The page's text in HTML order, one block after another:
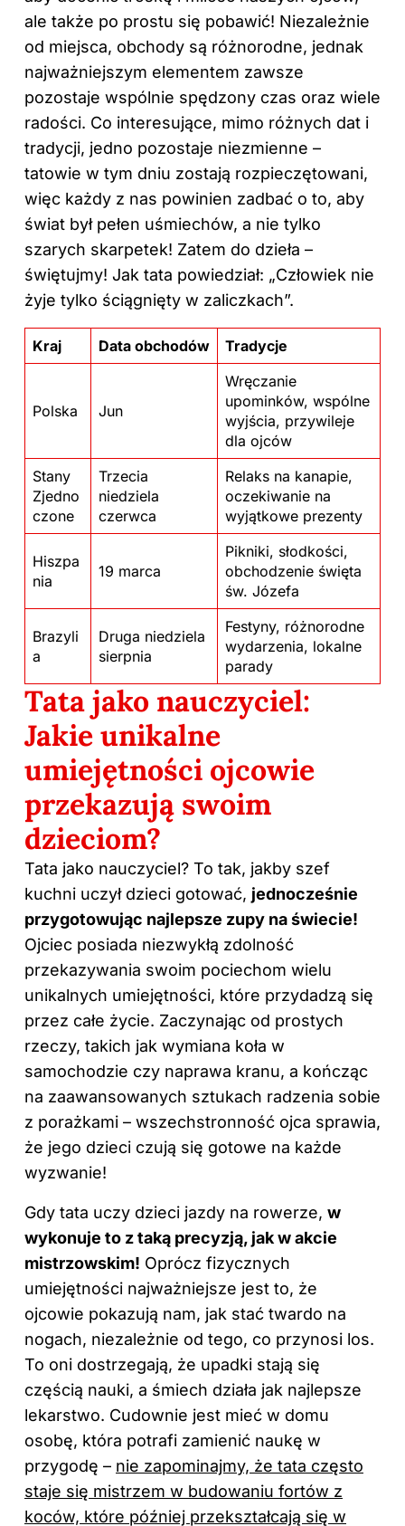
ale także po prostu się pobawić! Niezależnie
od miejsca, obchody są różnorodne, jednak
najważniejszym elementem zawsze
pozostaje wspólnie spędzony czas oraz wiele
radości. Co interesujące, mimo różnych dat i
tradycji, jedno pozostaje niezmienne –
tatowie w tym dniu zostają rozpieczętowani,
więc każdy z nas powinien zadbać o to, aby
świat był pełen uśmiechów, a nie tylko
szarych skarpetek! Zatem do dzieła –
świętujmy! Jak tata powiedział: „Człowiek nie
żyje tylko ściągnięty w zaliczkach”.
Kraj Data obchodów Tradycje
Polska Jun
Wręczanie
upominków, wspólne
wyjścia, przywileje
dla ojców
Stany
Zjedno
czone
Trzecia
niedziela
czerwca
Relaks na kanapie,
oczekiwanie na
wyjątkowe prezenty
Hiszpa
nia
19 marca
Pikniki, słodkości,
obchodzenie święta
św. Józefa
Brazyli
a
Druga niedziela
sierpnia
Festyny, różnorodne
wydarzenia, lokalne
parady
Tata jako nauczyciel:
Jakie unikalne
umiejętności ojcowie
przekazują swoim
dzieciom?
Tata jako nauczyciel? To tak, jakby szef
kuchni uczył dzieci gotować, jednocześnie
przygotowując najlepsze zupy na świecie!
Ojciec posiada niezwykłą zdolność
przekazywania swoim pociechom wielu
unikalnych umiejętności, które przydadzą się
przez całe życie. Zaczynając od prostych
rzeczy, takich jak wymiana koła w
samochodzie czy naprawa kranu, a kończąc
na zaawansowanych sztukach radzenia sobie
z porażkami – wszechstronność ojca sprawia,
że jego dzieci czują się gotowe na każde
wyzwanie!
Gdy tata uczy dzieci jazdy na rowerze, w
wykonuje to z taką precyzją, jak w akcie
mistrzowskim! Oprócz fizycznych
umiejętności najważniejsze jest to, że
ojcowie pokazują nam, jak stać twardo na
nogach, niezależnie od tego, co przynosi los.
To oni dostrzegają, że upadki stają się
częścią nauki, a śmiech działa jak najlepsze
lekarstwo. Cudownie jest mieć w domu
osobę, która potrafi zamienić naukę w
przygodę – nie zapominajmy, że tata często
staje się mistrzem w budowaniu fortów z
koców, które później przekształcają się w